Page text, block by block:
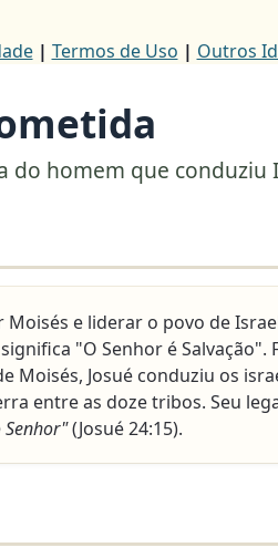
| Termos de Uso | Outros
homem que conduziu
e liderar o povo de
"O Senhor é
Josué conduziu os
entre as doze tribos. Seu
Senhor"(Josué 24:15).